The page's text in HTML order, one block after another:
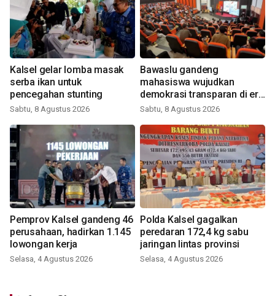
Kalsel gelar lomba masak
serba ikan untuk
pencegahan stunting
Sabtu, 8 Agustus 2026
Bawaslu gandeng
mahasiswa wujudkan
demokrasi transparan di era
digital
Sabtu, 8 Agustus 2026
Pemprov Kalsel gandeng 46
perusahaan, hadirkan 1.145
lowongan kerja
Selasa, 4 Agustus 2026
Polda Kalsel gagalkan
peredaran 172,4 kg sabu
jaringan lintas provinsi
Selasa, 4 Agustus 2026